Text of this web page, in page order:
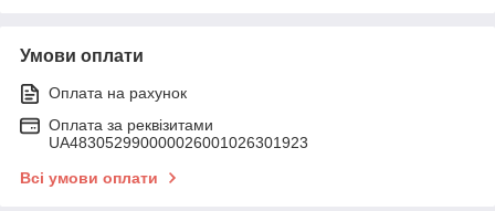
Умови оплати
Оплата на рахунок
Оплата за реквізитами
UA483052990000026001026301923
Всі умови оплати